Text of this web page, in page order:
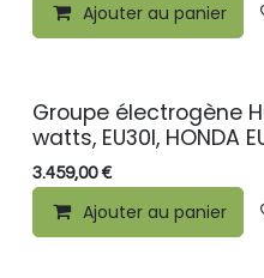
Ajouter au panier
Groupe électrogène
watts, EU30I, HONDA
3.459,00€
Ajouter au panier